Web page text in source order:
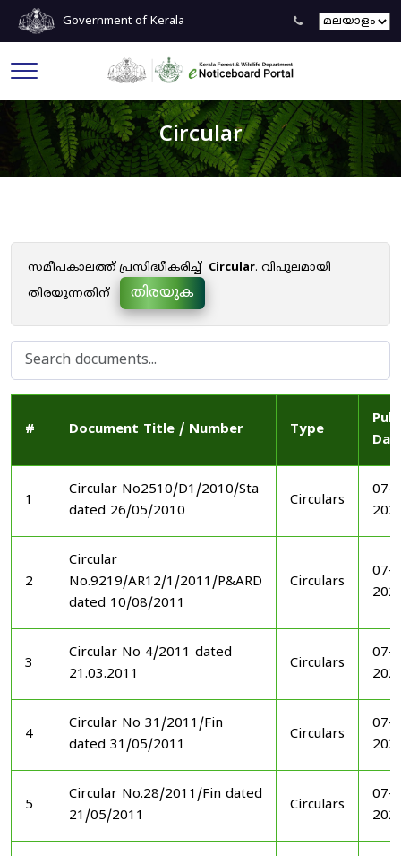
Government of Kerala
Circular
സമീപകാലത്ത് പ്രസിദ്ധീകരിച്ച് Circular. വിപുലമായി
തിരയുന്നതിന്
തിരയുക
# Document Title / Number Type
1
Circular No2510/D1/2010/Sta
dated 26/05/2010
Circulars
07-
2
Circular
No.9219/AR12/1/2011/P&ARD
dated 10/08/2011
Circulars
07-
3
Circular No 4/2011 dated
21.03.2011
Circulars
07-
4
Circular No 31/2011/Fin
dated 31/05/2011
Circulars
07-
5
Circular No.28/2011/Fin dated
21/05/2011
Circulars
07-